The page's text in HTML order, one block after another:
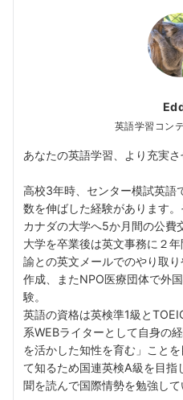
英語学習コン
あなたの英語学習、より充実さ
高校3年時、センター模試英
数を伸ばした経験があります。
カナダの大学へ5か月間の公費
大学を卒業後は英文事務に２
諭との英文メールでのやり取
作成、またNPO医療団体で外
験。
英語の資格は英検準1級と
系WEBライターとして自身の
を活かした知性を育む」こと
て知るため国連英検A級を目
聞を読んで国際情勢を勉強して